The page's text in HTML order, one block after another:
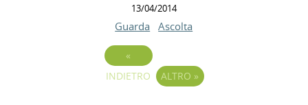
13/04/2014
Guarda Ascolta
«
INDIETRO
ALTRO »